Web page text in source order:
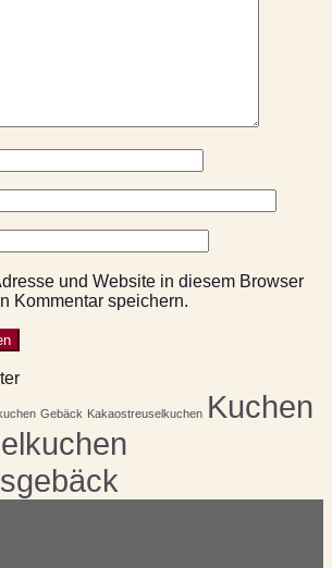
und Website in diesem Browser
Kommentar speichern.
Gebäck Kakaostreuselkuchen Kuchen